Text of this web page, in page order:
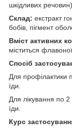
шкідливих речовин)
Склад: екстракт
бобів, пігмент
Вміст активних
міститься
Спосіб
Для профілактики
їди.
Для лікування по 2
їди.
Курс